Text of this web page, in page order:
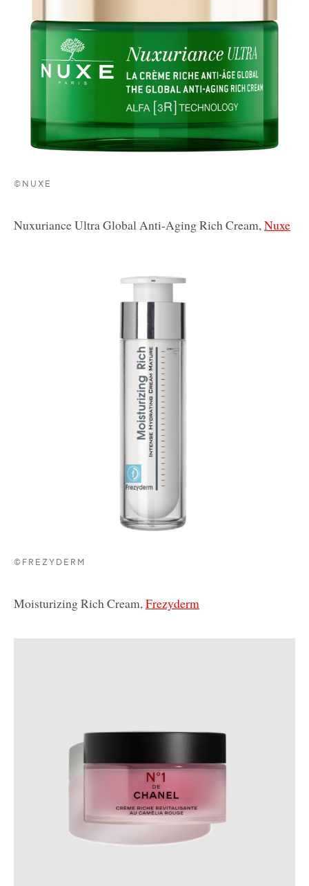
©NUXE
Nuxuriance Ultra Global Anti-Aging Rich Cream,Nuxe
©FREZYDERM
Moisturizing Rich Cream,Frezyderm